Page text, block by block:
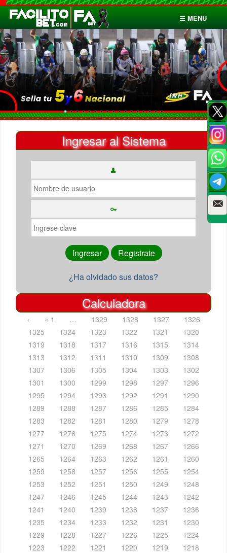
☰ MENU
Inicio
Apuestas
Cuentas
Ingresar al Sistema
¿Ha olvidado sus datos?
Calculadora
‹ « 1 … 1329 1328 1327
1326
1325
1324 1323 1322 1321
1320
1319
1318 1317 1316 1315
1314
1313
1312 1311 1310 1309
1308
1307
1306 1305 1304 1303
1302
1301
1300 1299 1298 1297
1296
1295
1294 1293 1292 1291
1290
1289
1288 1287 1286 1285
1284
1283
1282 1281 1280 1279
1278
1277
1276 1275 1274 1273
1272
1271
1270 1269 1268 1267
1266
1265
1264 1263 1262 1261
1260
1259
1258 1257 1256 1255
1254
1253
1252 1251 1250 1249
1248
1247
1246 1245 1244 1243
1242
1241
1240 1239 1238 1237
1236
1235
1234 1233 1232 1231
1230
1229
1228 1227 1226 1225
1224
1223
1222 1221 1220 1219
1218